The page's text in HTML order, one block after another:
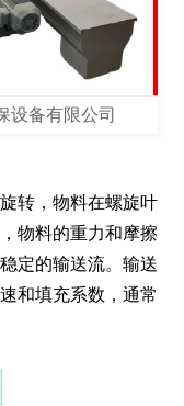
设备有限公司
转，物料在螺旋叶
物料的重力和摩擦
定的输送流。输送
和填充系数，通常